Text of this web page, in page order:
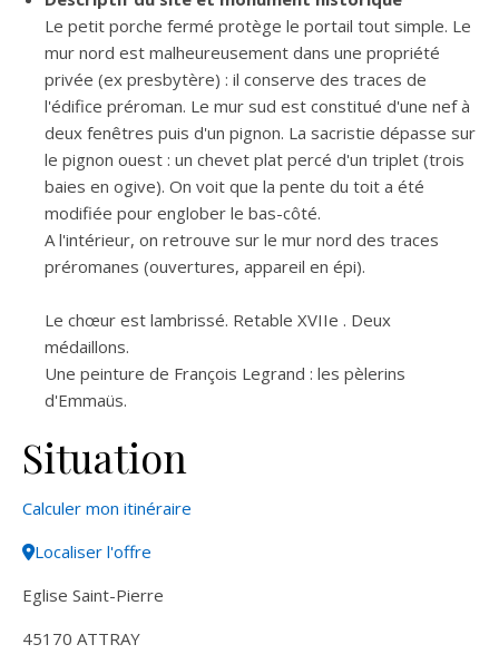
Le petit porche fermé protège le portail tout simple. Le
mur nord est malheureusement dans une propriété
privée (ex presbytère) : il conserve des traces de
l'édifice préroman. Le mur sud est constitué d'une nef à
deux fenêtres puis d'un pignon. La sacristie dépasse sur
le pignon ouest : un chevet plat percé d'un triplet (trois
baies en ogive). On voit que la pente du toit a été
modifiée pour englober le bas-côté.
A l'intérieur, on retrouve sur le mur nord des traces
préromanes (ouvertures, appareil en épi).
Le chœur est lambrissé. Retable XVIIe . Deux
médaillons.
Une peinture de François Legrand : les pèlerins
d'Emmaüs.
Situation
+
−
Calculer mon itinéraire
Localiser l'offre
Eglise Saint-Pierre
45170 ATTRAY